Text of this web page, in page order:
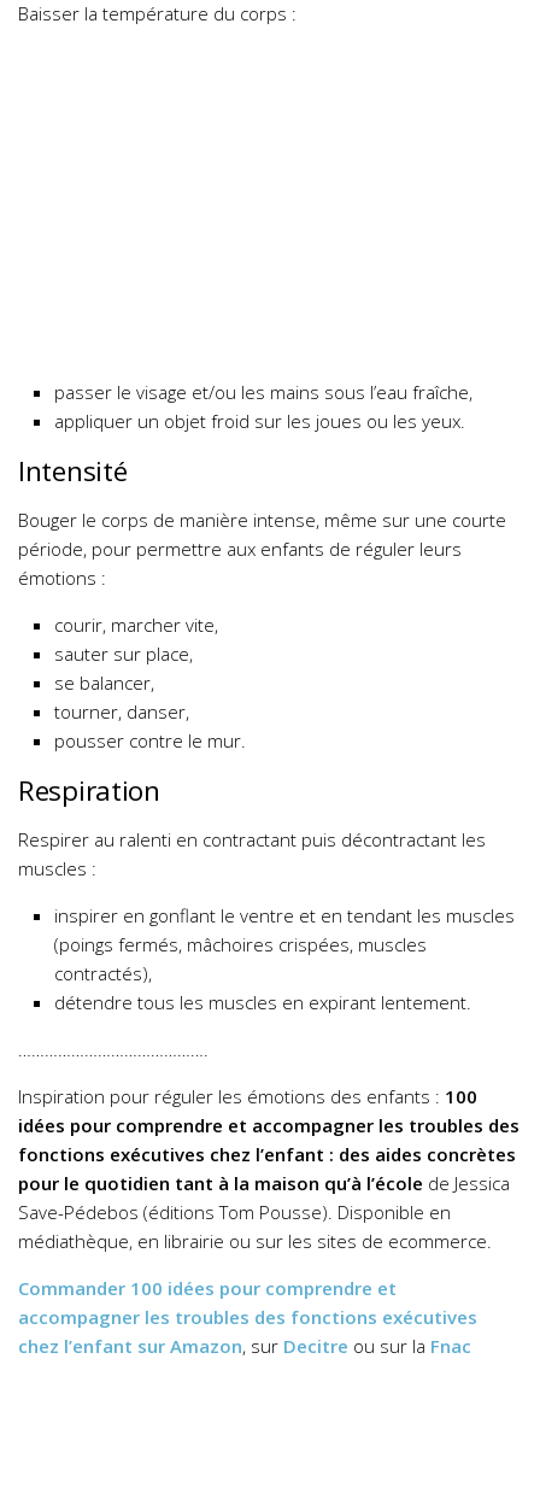
Baisser la température du corps :
passer le visage et/ou les mains sous l’eau fraîche,
appliquer un objet froid sur les joues ou les yeux.
Intensité
Bouger le corps de manière intense, même sur une courte
période, pour permettre aux enfants de réguler leurs
émotions :
courir, marcher vite,
sauter sur place,
se balancer,
tourner, danser,
pousser contre le mur.
Respiration
Respirer au ralenti en contractant puis décontractant les
muscles :
inspirer en gonflant le ventre et en tendant les muscles
(poings fermés, mâchoires crispées, muscles
contractés),
détendre tous les muscles en expirant lentement.
…………………………………….
Inspiration pour réguler les émotions des enfants : 100
idées pour comprendre et accompagner les troubles des
fonctions exécutives chez l’enfant : des aides concrètes
pour le quotidien tant à la maison qu’à l’école de Jessica
Save-Pédebos (éditions Tom Pousse). Disponible en
médiathèque, en librairie ou sur les sites de ecommerce.
Commander 100 idées pour comprendre et
accompagner les troubles des fonctions exécutives
chez l’enfant sur Amazon, sur Decitre ou sur la Fnac